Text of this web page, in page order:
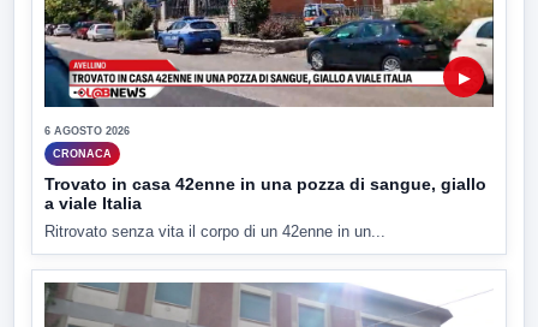
▶
6 AGOSTO 2026
CRONACA
Trovato in casa 42enne in una pozza di sangue, giallo
a viale Italia
Ritrovato senza vita il corpo di un 42enne in un...